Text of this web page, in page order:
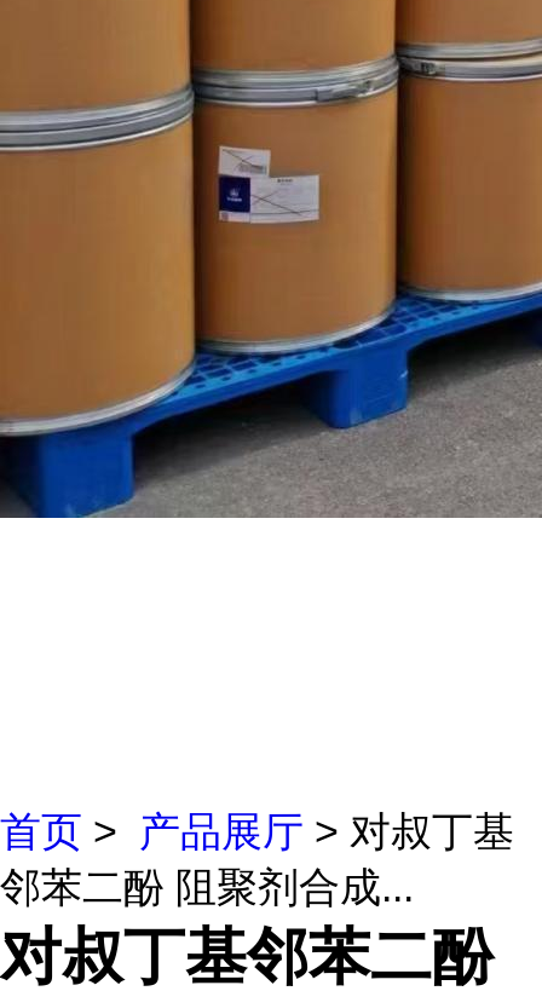
首页 > 产品展厅 > 对叔丁基
邻苯二酚 阻聚剂合成...
对叔丁基邻苯二酚